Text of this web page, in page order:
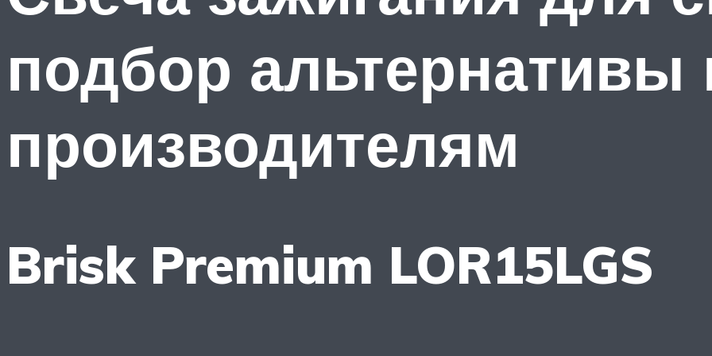
подбор альтернативы
производителям
Brisk Premium LOR15LGS